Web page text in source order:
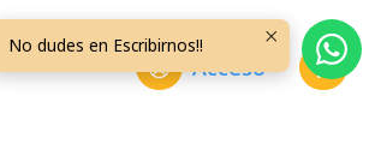
Acceso
No dudes en Escribirnos!!